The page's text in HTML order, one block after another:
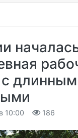
10:00 186